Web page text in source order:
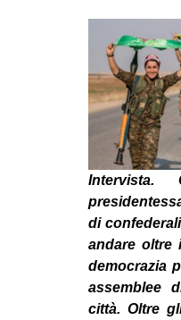
Intervista.
di
andare oltre
democrazia
assemblee
città. Oltre